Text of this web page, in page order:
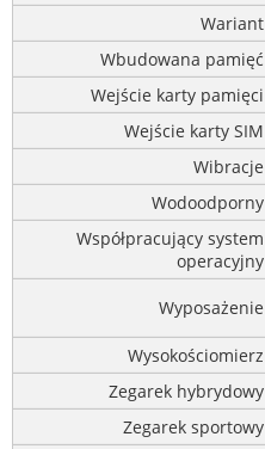
Wariant
Wbudowana pamięć
Wejście karty pamięci
Wejście karty SIM
Wibracje
Wodoodporny
Współpracujący system
operacyjny
Wyposażenie
Wysokościomierz
Zegarek hybrydowy
Zegarek sportowy